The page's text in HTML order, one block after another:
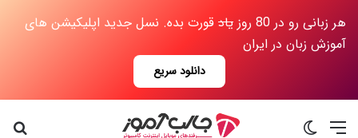
هر زبانی رو در 80 روز یاد قورت بده. نسل جدید اپلیکیشن های
آموزش زبان در ایران
دانلود سریع
منو